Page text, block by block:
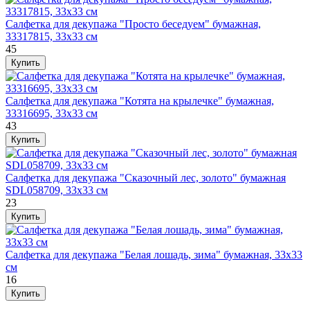
Салфетка для декупажа "Просто беседуем" бумажная,
33317815, 33х33 см
45
Салфетка для декупажа "Котята на крылечке" бумажная,
33316695, 33х33 см
43
Салфетка для декупажа "Сказочный лес, золото" бумажная
SDL058709, 33х33 см
23
Салфетка для декупажа "Белая лошадь, зима" бумажная, 33х33
см
16